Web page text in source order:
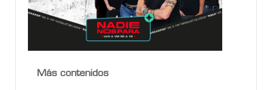
Más contenidos